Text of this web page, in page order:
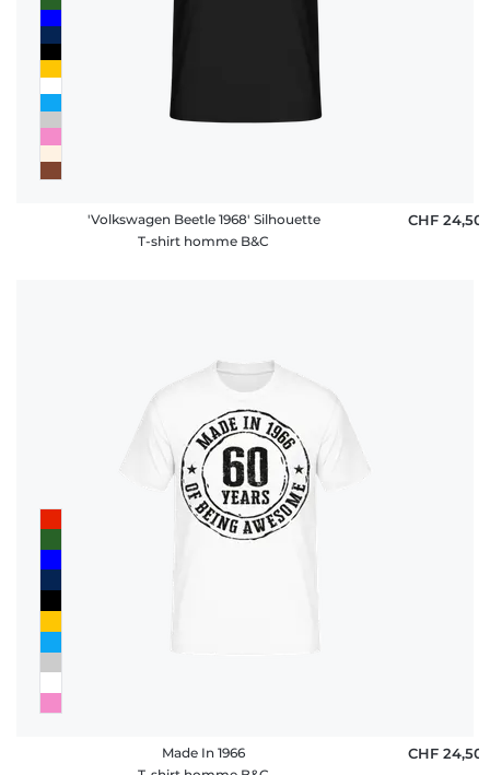
'Volkswagen Beetle 1968' Silhouette
T-shirt homme B&C
CHF 24,50
Made In 1966
CHF 24,50